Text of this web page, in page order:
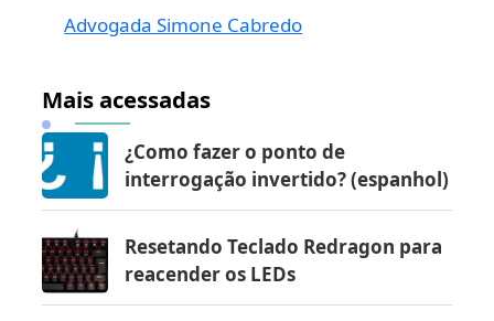
Advogada Simone Cabredo
Mais acessadas
¿Como fazer o ponto de
interrogação invertido? (espanhol)
Resetando Teclado Redragon para
reacender os LEDs